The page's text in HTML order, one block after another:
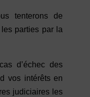
tenterons de
parties par la
d’échec des
vos intérêts en
judiciaires les